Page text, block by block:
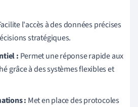
l'accès à des données précises
stratégiques.
: Permet une réponse rapide aux
grâce à des systèmes flexibles et
: Met en place des protocoles